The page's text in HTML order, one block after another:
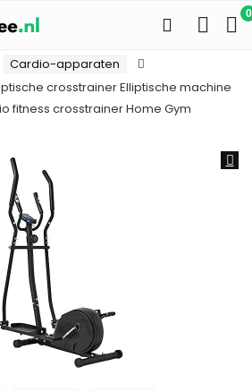
0
Cardio-apparaten
crosstrainer Elliptische machine
fitness crosstrainer Home Gym